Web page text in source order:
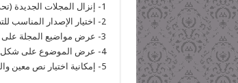
1- إنزال المجلات الجديدة (تحديث الإصدارات)
2- اختيار الإصدار المناسب للتصفح
3- عرض مواضيع المجلة على شكل قائمة
4- عرض الموضوع على شكل نص
5- إمكانية اختيار نص معين والمشاركة به لمجموعة واسعة من الوسائط الاجتماعية